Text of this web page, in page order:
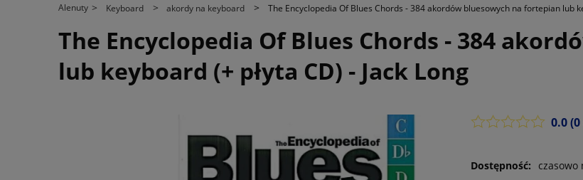
Alenuty > Keyboard > akordy na keyboard > The Encyclopedia Of Blues Chords - 384 akordów bluesowych na fortepian lub
The Encyclopedia Of Blues Chords - 384
lub keyboard (+ płyta CD) - Jack Long
0.0
Dostępność: